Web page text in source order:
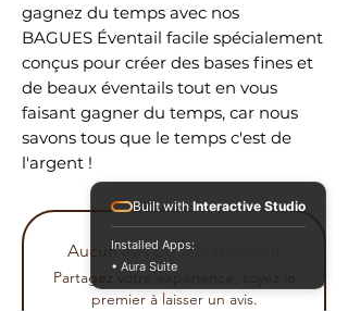
gagnez du temps avec nos
BAGUES Éventail facile spécialement
conçus pour créer des bases fines et
de beaux éventails tout en vous
faisant gagner du temps, car nous
savons tous que le temps c'est de
l'argent !
Aucun avis pour le moment
Partagez votre expérience, soyez le
premier à laisser un avis.
Built with Interactive Studio
Installed Apps:
• Aura Suite